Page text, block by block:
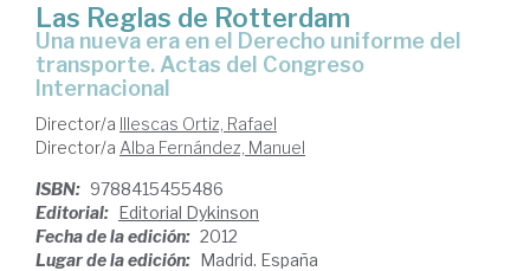
Las Reglas de Rotterdam
una nueva era en el Derecho uniforme del
transporte. Actas del Congreso
Internacional
Director/a Illescas Ortiz, Rafael
Director/a Alba Fernández, Manuel
ISBN: 9788415455486
Editorial: Editorial Dykinson
Fecha de la edición: 2012
Lugar de la edición: Madrid. España